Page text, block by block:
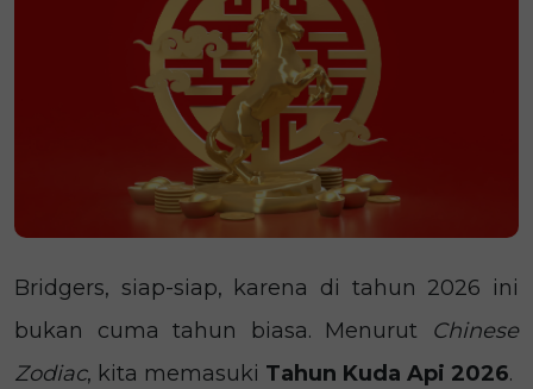
Bridgers, siap-siap, karena di tahun 2026 ini
bukan cuma tahun biasa. Menurut Chinese
Zodiac, kita memasuki Tahun Kuda Api 2026.